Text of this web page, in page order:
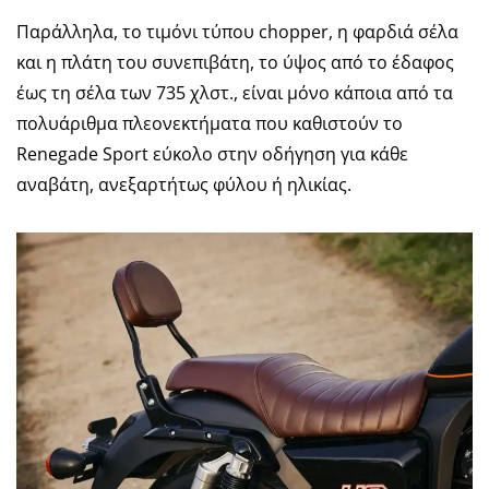
Παράλληλα, το τιμόνι τύπου chopper, η φαρδιά σέλα
και η πλάτη του συνεπιβάτη, το ύψος από το έδαφος
έως τη σέλα των 735 χλστ., είναι μόνο κάποια από τα
πολυάριθμα πλεονεκτήματα που καθιστούν το
Renegade Sport εύκολο στην οδήγηση για κάθε
αναβάτη, ανεξαρτήτως φύλου ή ηλικίας.